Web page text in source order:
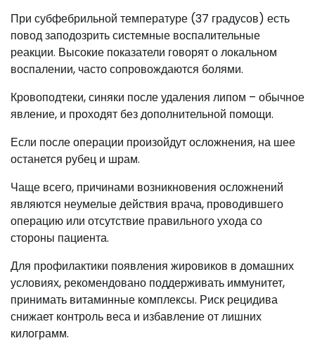
При субфебрильной температуре (37 градусов) есть
повод заподозрить системные воспалительные
реакции. Высокие показатели говорят о локальном
воспалении, часто сопровождаются болями.
Кровоподтеки, синяки после удаления липом – обычное
явление, и проходят без дополнительной помощи.
Если после операции произойдут осложнения, на шее
останется рубец и шрам.
Чаще всего, причинами возникновения осложнений
являются неумелые действия врача, проводившего
операцию или отсутствие правильного ухода со
стороны пациента.
Для профилактики появления жировиков в домашних
условиях, рекомендовано поддерживать иммунитет,
принимать витаминные комплексы. Риск рецидива
снижает контроль веса и избавление от лишних
килограмм.